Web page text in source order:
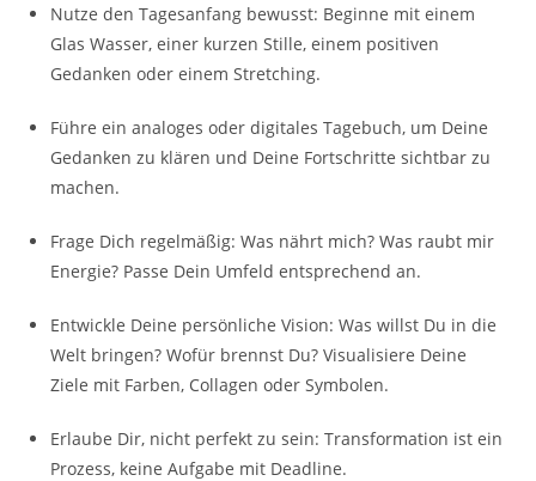
Nutze den Tagesanfang bewusst: Beginne mit einem
Glas Wasser, einer kurzen Stille, einem positiven
Gedanken oder einem Stretching.
Führe ein analoges oder digitales Tagebuch, um Deine
Gedanken zu klären und Deine Fortschritte sichtbar zu
machen.
Frage Dich regelmäßig: Was nährt mich? Was raubt mir
Energie? Passe Dein Umfeld entsprechend an.
Entwickle Deine persönliche Vision: Was willst Du in die
Welt bringen? Wofür brennst Du? Visualisiere Deine
Ziele mit Farben, Collagen oder Symbolen.
Erlaube Dir, nicht perfekt zu sein: Transformation ist ein
Prozess, keine Aufgabe mit Deadline.